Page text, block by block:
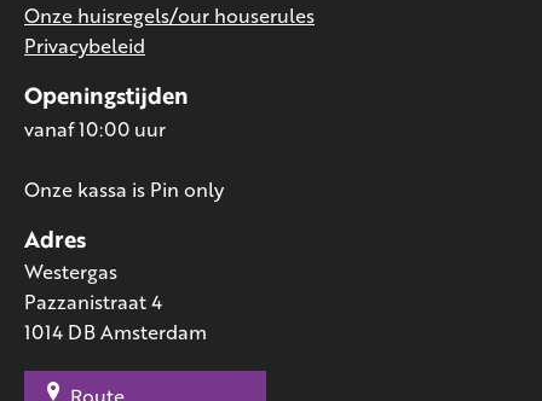
Adres
Westergas
Pazzanistraat 4
1014 DB Amsterdam
Openingstijden
vanaf 10:00 uur
Onze kassa is Pin only
Onze huisregels/our houserules
Privacybeleid